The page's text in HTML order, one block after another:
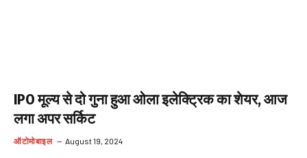
IPO मूल्य से दो गुना हुआ ओला इलेक्ट्रिक का शेयर, आज
लगा अपर सर्किट
ऑटोमोबाइल August 19, 2024